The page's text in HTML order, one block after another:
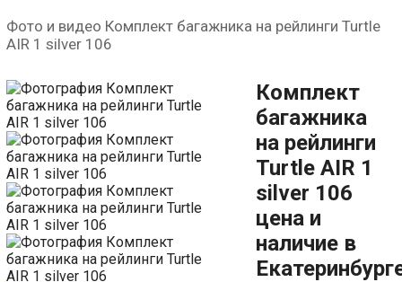
Фото и видео Комплект багажника на рейлинги Turtle
AIR 1 silver 106
Комплект
багажника
на рейлинги
Turtle AIR 1
silver 106
цена и
наличие в